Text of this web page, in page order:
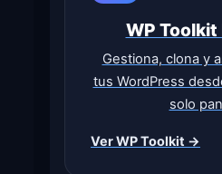
WP Toolkit
Gestiona, clona y
tus WordPress
solo
Ver WP Toolkit →